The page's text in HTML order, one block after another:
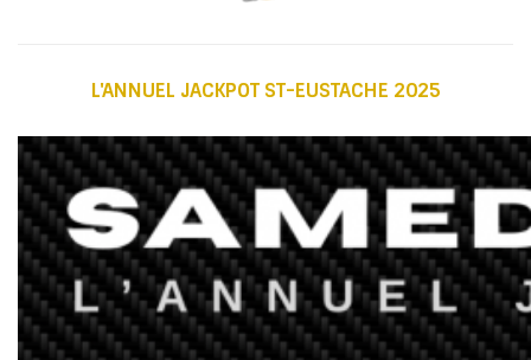
L'ANNUEL JACKPOT ST-EUSTACHE 2025